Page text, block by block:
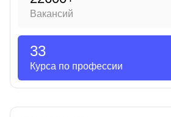
Вакансий
33
Курса по профессии
Акции и промокоды
Рейтинг онлайн-школ